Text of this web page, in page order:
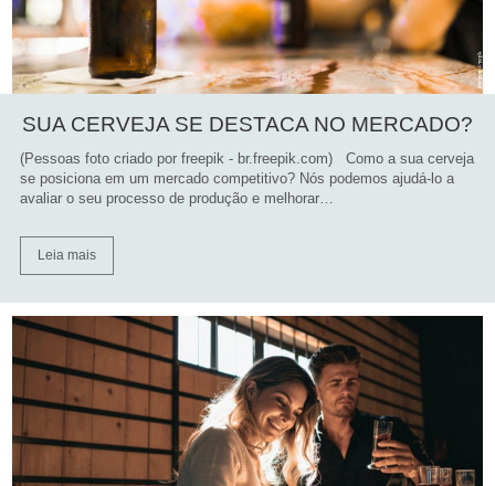
SUA CERVEJA SE DESTACA NO MERCADO?
(Pessoas foto criado por freepik - br.freepik.com) Como a sua cerveja
se posiciona em um mercado competitivo? Nós podemos ajudá-lo a
avaliar o seu processo de produção e melhorar…
Leia mais